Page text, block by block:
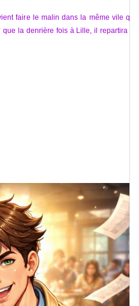
faire le malin dans la même vile que
la denrière fois à Lille, il repartira en